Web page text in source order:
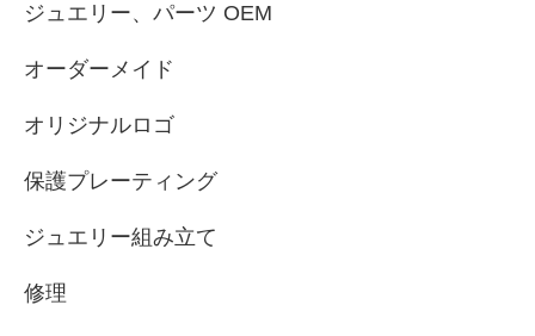
ジュエリー、パーツ OEM
オーダーメイド
オリジナルロゴ
保護プレーティング
ジュエリー組み立て
修理